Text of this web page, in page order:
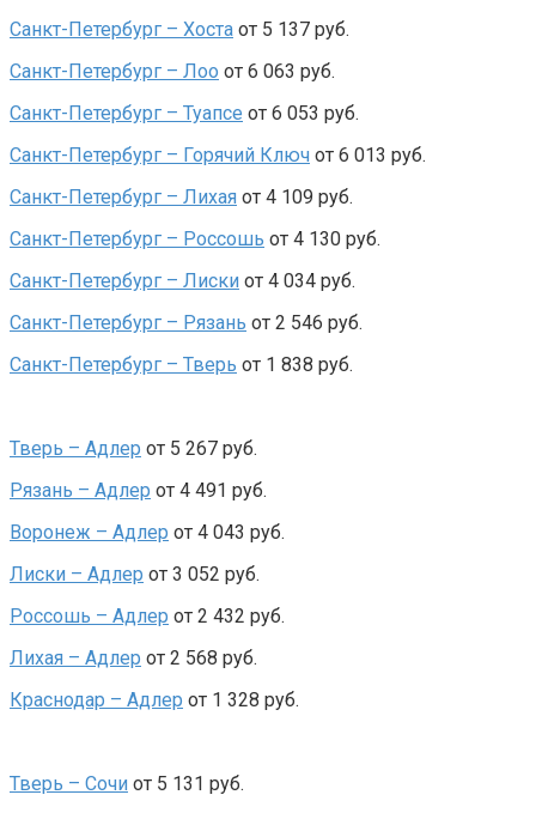
Санкт-Петербург – Хоста от 5 137 руб.
Санкт-Петербург – Лоо от 6 063 руб.
Санкт-Петербург – Туапсе от 6 053 руб.
Санкт-Петербург – Горячий Ключ от 6 013 руб.
Санкт-Петербург – Лихая от 4 109 руб.
Санкт-Петербург – Россошь от 4 130 руб.
Санкт-Петербург – Лиски от 4 034 руб.
Санкт-Петербург – Рязань от 2 546 руб.
Санкт-Петербург – Тверь от 1 838 руб.
Тверь – Адлер от 5 267 руб.
Рязань – Адлер от 4 491 руб.
Воронеж – Адлер от 4 043 руб.
Лиски – Адлер от 3 052 руб.
Россошь – Адлер от 2 432 руб.
Лихая – Адлер от 2 568 руб.
Краснодар – Адлер от 1 328 руб.
Тверь – Сочи от 5 131 руб.